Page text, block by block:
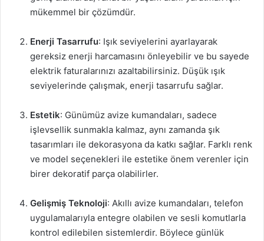
mükemmel bir çözümdür.
Enerji Tasarrufu: Işık seviyelerini ayarlayarak
gereksiz enerji harcamasını önleyebilir ve bu sayede
elektrik faturalarınızı azaltabilirsiniz. Düşük ışık
seviyelerinde çalışmak, enerji tasarrufu sağlar.
Estetik: Günümüz avize kumandaları, sadece
işlevsellik sunmakla kalmaz, aynı zamanda şık
tasarımları ile dekorasyona da katkı sağlar. Farklı renk
ve model seçenekleri ile estetike önem verenler için
birer dekoratif parça olabilirler.
Gelişmiş Teknoloji: Akıllı avize kumandaları, telefon
uygulamalarıyla entegre olabilen ve sesli komutlarla
kontrol edilebilen sistemlerdir. Böylece günlük